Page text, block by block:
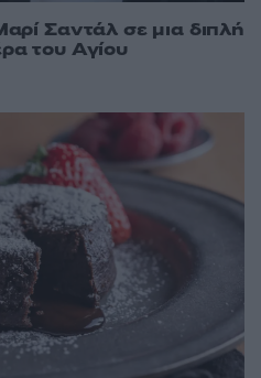
Σαντάλ σε μια διπλή
του Αγίου